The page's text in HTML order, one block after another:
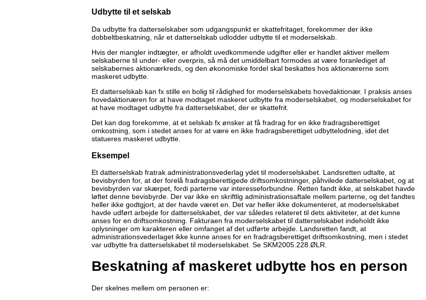
Udbytte til et selskab
Da udbytte fra datterselskaber som udgangspunkt er skattefritaget, forekommer der ikke
dobbeltbeskatning, når et datterselskab udlodder udbytte til et moderselskab.
Hvis der mangler indtægter, er afholdt uvedkommende udgifter eller er handlet aktiver mellem
selskaberne til under- eller overpris, så må det umiddelbart formodes at være foranlediget af
selskabernes aktionærkreds, og den økonomiske fordel skal beskattes hos aktionærerne som
maskeret udbytte.
Et datterselskab kan fx stille en bolig til rådighed for moderselskabets hovedaktionær. I praksis anses
hovedaktionæren for at have modtaget maskeret udbytte fra moderselskabet, og moderselskabet for
at have modtaget udbytte fra datterselskabet, der er skattefrit.
Det kan dog forekomme, at et selskab fx ønsker at få fradrag for en ikke fradragsberettiget
omkostning, som i stedet anses for at være en ikke fradragsberettiget udbyttelodning, idet det
statueres maskeret udbytte.
Eksempel
Et datterselskab fratrak administrationsvederlag ydet til moderselskabet. Landsretten udtalte, at
bevisbyrden for, at der forelå fradragsberettigede driftsomkostninger, påhvilede datterselskabet, og at
bevisbyrden var skærpet, fordi parterne var interesseforbundne. Retten fandt ikke, at selskabet havde
løftet denne bevisbyrde. Der var ikke en skriftlig administrationsaftale mellem parterne, og det fandtes
heller ikke godtgjort, at der havde været en. Det var heller ikke dokumenteret, at moderselskabet
havde udført arbejde for datterselskabet, der var således relateret til dets aktiviteter, at det kunne
anses for en driftsomkostning. Fakturaen fra moderselskabet til datterselskabet indeholdt ikke
oplysninger om karakteren eller omfanget af det udførte arbejde. Landsretten fandt, at
administrationsvederlaget ikke kunne anses for en fradragsberettiget driftsomkostning, men i stedet
var udbytte fra datterselskabet til moderselskabet. Se SKM2005.228.ØLR.
Beskatning af maskeret udbytte hos en person
Der skelnes mellem om personen er: